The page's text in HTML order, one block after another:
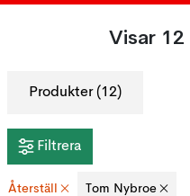
Visar 12
Produkter (12)
Filtrera
Återställ Tom Nybroe